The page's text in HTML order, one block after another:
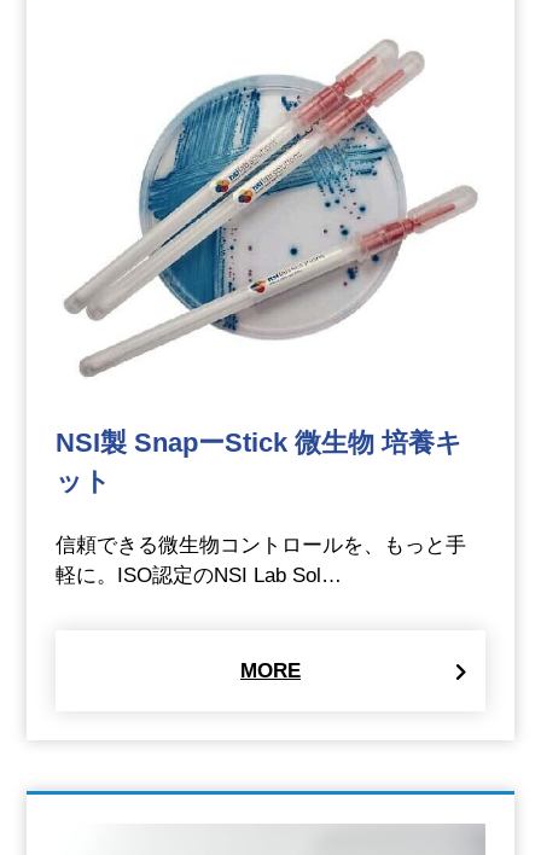
NSI製 SnapーStick 微生物 培養キ
ット
信頼できる微生物コントロールを、もっと手
軽に。ISO認定のNSI Lab Sol…
MORE